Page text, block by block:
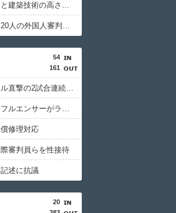
韓国人「織田信長の安土城の復元図と建築技術の高さに韓国人が衝撃！」→「当時の技術力に言葉を失う‥」
韓国人「大韓サッカー協会が過去に20人の外国人審判らに不謹慎接待をしていた証拠が揃いながらも不起訴処分に成っていた事が明らかに‥」
54
161
海外の反応：村上宗隆がレフトポール直撃の2試合連続第26号ホームラン！
海外の反応：韓国在住の日本人インフルエンサーがライブ配信中に自殺、Kポップファンから嫌がらせか
修理対応
審判員らを性接待
述に抗議
20